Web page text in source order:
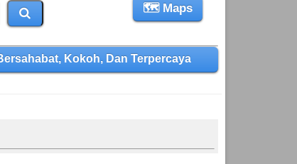
🗺 Maps
Kokoh, Dan Terpercaya